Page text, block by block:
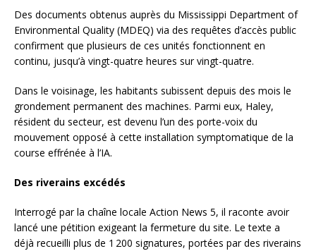
Des documents obtenus auprès du Mississippi Department of
Environmental Quality (MDEQ) via des requêtes d’accès public
confirment que plusieurs de ces unités fonctionnent en
continu, jusqu’à vingt-quatre heures sur vingt-quatre.
Dans le voisinage, les habitants subissent depuis des mois le
grondement permanent des machines. Parmi eux, Haley,
résident du secteur, est devenu l’un des porte-voix du
mouvement opposé à cette installation symptomatique de la
course effrénée à l’IA.
Des riverains excédés
Interrogé par la chaîne locale Action News 5, il raconte avoir
lancé une pétition exigeant la fermeture du site. Le texte a
déjà recueilli plus de 1 200 signatures, portées par des riverains